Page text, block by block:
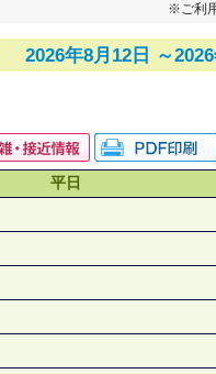
※ご利
2026年8月12日 ～
平日